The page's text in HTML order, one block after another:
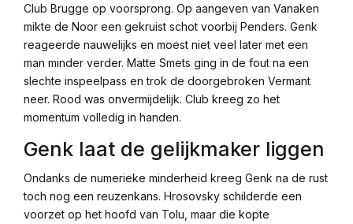
Club Brugge op voorsprong. Op aangeven van Vanaken
mikte de Noor een gekruist schot voorbij Penders. Genk
reageerde nauwelijks en moest niet veel later met een
man minder verder. Matte Smets ging in de fout na een
slechte inspeelpass en trok de doorgebroken Vermant
neer. Rood was onvermijdelijk. Club kreeg zo het
momentum volledig in handen.
Genk laat de gelijkmaker liggen
Ondanks de numerieke minderheid kreeg Genk na de rust
toch nog een reuzenkans. Hrosovsky schilderde een
voorzet op het hoofd van Tolu, maar die kopte